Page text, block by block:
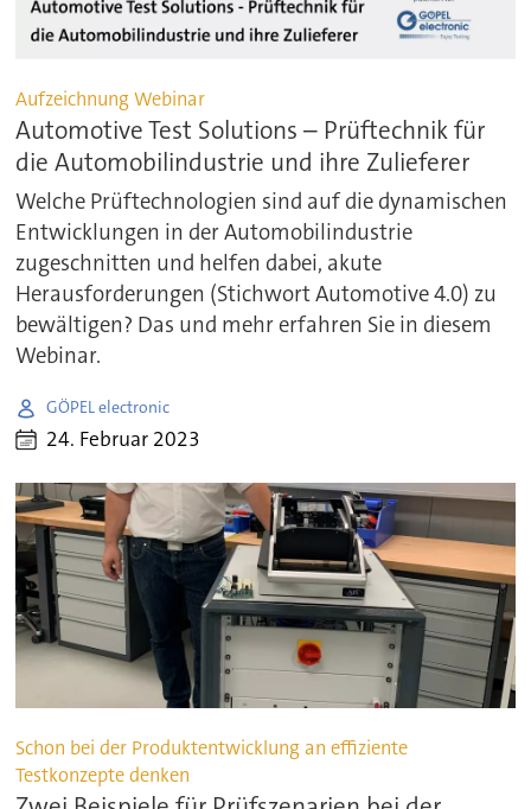
Aufzeichnung Webinar
Automotive Test Solutions – Prüftechnik für
die Automobilindustrie und ihre Zulieferer
Welche Prüftechnologien sind auf die dynamischen
Entwicklungen in der Automobilindustrie
zugeschnitten und helfen dabei, akute
Herausforderungen (Stichwort Automotive 4.0) zu
bewältigen? Das und mehr erfahren Sie in diesem
Webinar.
GÖPEL electronic
24. Februar 2023
Schon bei der Produktentwicklung an effiziente
Testkonzepte denken